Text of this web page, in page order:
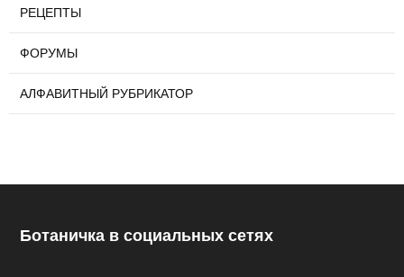
РЕЦЕПТЫ
ФОРУМЫ
АЛФАВИТНЫЙ РУБРИКАТОР
Ботаничка в социальных сетях